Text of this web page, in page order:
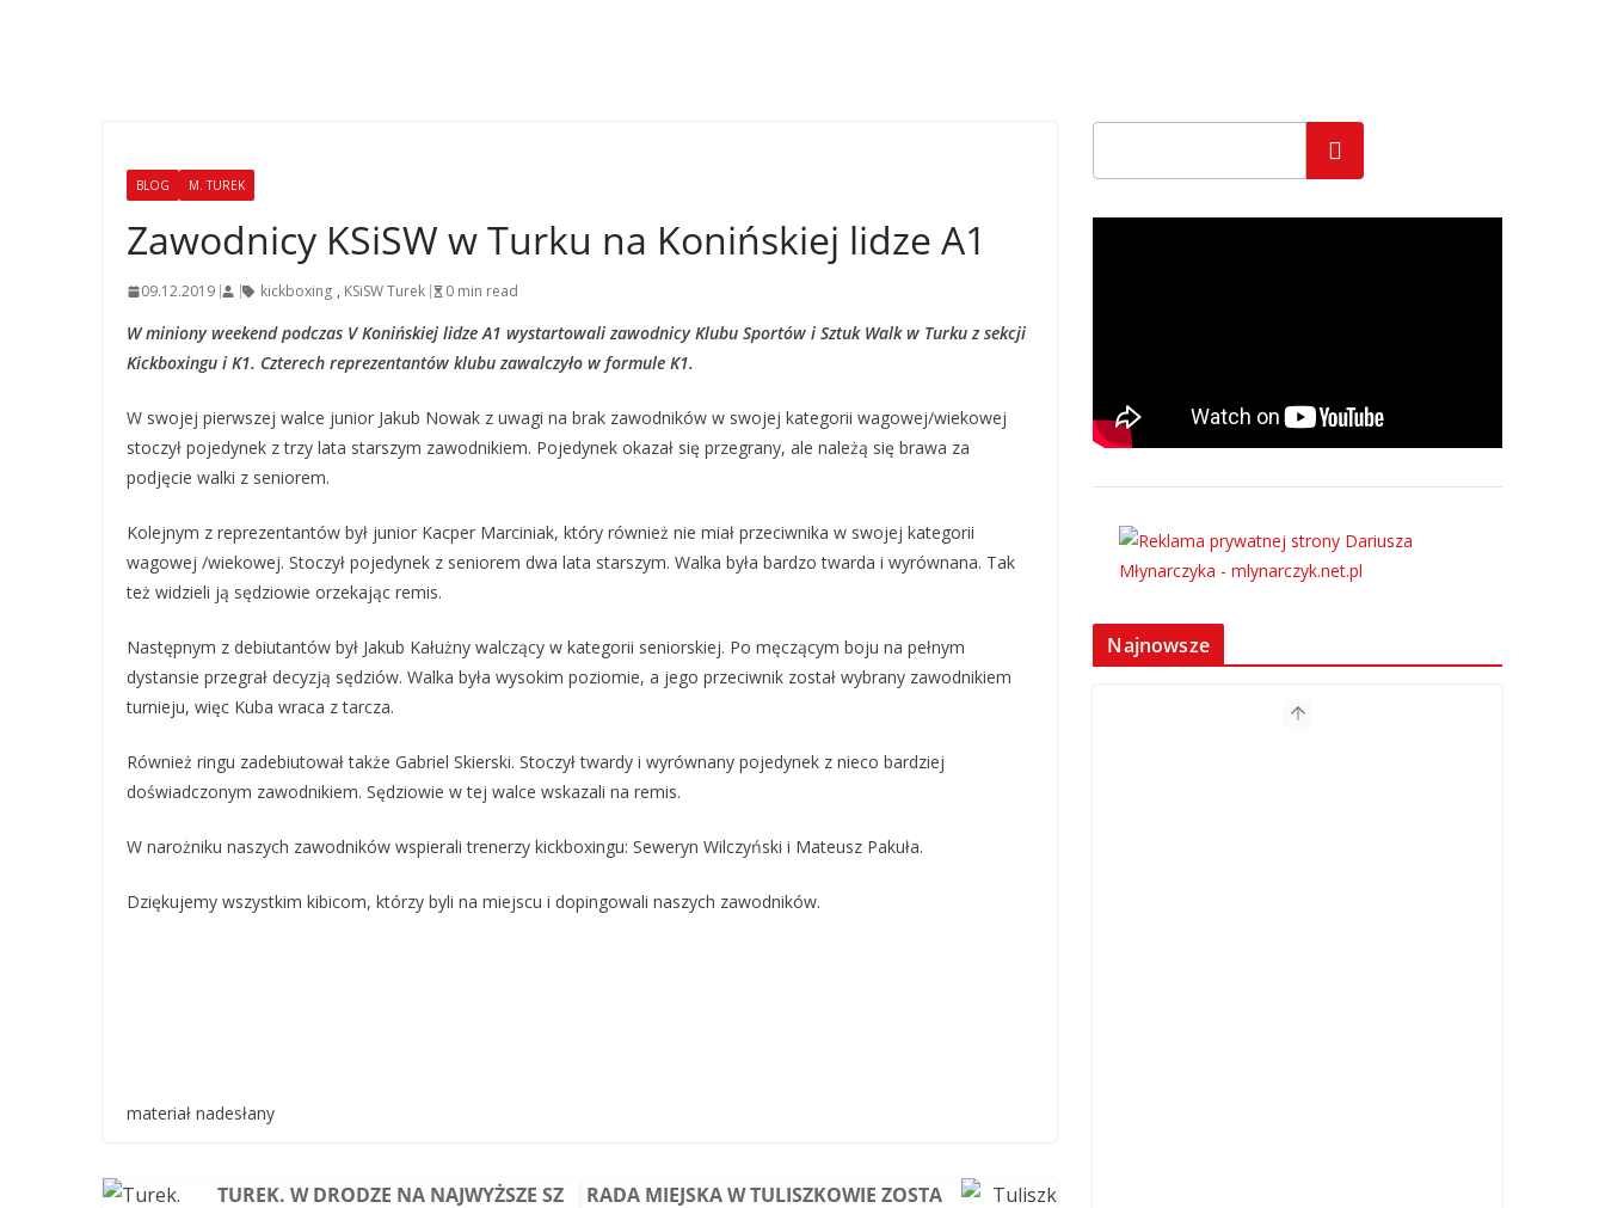
BLOG M. TUREK
Zawodnicy KSiSW w Turku na Konińskiej lidze A1
09.12.2019 kickboxing , KSiSW Turek 0 min read
W miniony weekend podczas V Konińskiej lidze A1 wystartowali zawodnicy Klubu Sportów i Sztuk Walk w Turku z sekcji
Kickboxingu i K1. Czterech reprezentantów klubu zawalczyło w formule K1.
W swojej pierwszej walce junior Jakub Nowak z uwagi na brak zawodników w swojej kategorii wagowej/wiekowej
stoczył pojedynek z trzy lata starszym zawodnikiem. Pojedynek okazał się przegrany, ale należą się brawa za
podjęcie walki z seniorem.
Kolejnym z reprezentantów był junior Kacper Marciniak, który również nie miał przeciwnika w swojej kategorii
wagowej /wiekowej. Stoczył pojedynek z seniorem dwa lata starszym. Walka była bardzo twarda i wyrównana. Tak
też widzieli ją sędziowie orzekając remis.
Następnym z debiutantów był Jakub Kałużny walczący w kategorii seniorskiej. Po męczącym boju na pełnym
dystansie przegrał decyzją sędziów. Walka była wysokim poziomie, a jego przeciwnik został wybrany zawodnikiem
turnieju, więc Kuba wraca z tarcza.
Również ringu zadebiutował także Gabriel Skierski. Stoczył twardy i wyrównany pojedynek z nieco bardziej
doświadczonym zawodnikiem. Sędziowie w tej walce wskazali na remis.
W narożniku naszych zawodników wspierali trenerzy kickboxingu: Seweryn Wilczyński i Mateusz Pakuła.
Dziękujemy wszystkim kibicom, którzy byli na miejscu i dopingowali naszych zawodników.
materiał nadesłany
TUREK. W DRODZE NA NAJWYŻSZE SZ
RADA MIEJSKA W TULISZKOWIE ZOSTA
Szukaj
Najnowsze